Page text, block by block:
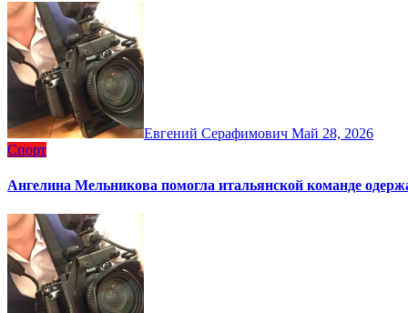
Евгений Серафимович Май 28, 2026
Спорт
Ангелина Мельникова помогла итальянской команде